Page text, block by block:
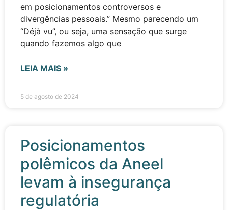
em posicionamentos controversos e
divergências pessoais.” Mesmo parecendo um
“Déjà vu”, ou seja, uma sensação que surge
quando fazemos algo que
LEIA MAIS »
5 de agosto de 2024
Posicionamentos
polêmicos da Aneel
levam à insegurança
regulatória